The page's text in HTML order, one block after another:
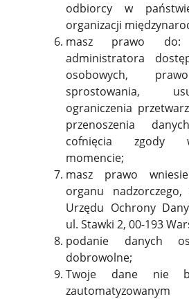
odbiorcy w
organizacji
masz prawo
administratora
osobowych,
sprostowania,
ograniczenia
przenoszenia
cofnięcia zgody
momencie;
masz prawo
organu
Urzędu Ochrony
ul. Stawki 2, 00-193
podanie danych
dobrowolne;
Twoje dane nie
zautomatyzowanym